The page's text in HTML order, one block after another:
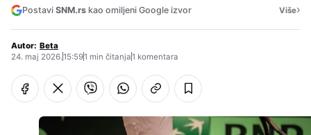
Postavi SNM.rs kao omiljeni Google izvor Više›
Autor: Beta
24. maj 2026.15:591 min čitanja1 komentara